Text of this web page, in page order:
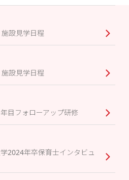
施設見学日程
施設見学日程
目フォローアップ研修
2024年卒保育士インタビュ